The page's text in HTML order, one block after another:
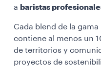
a baristas
Cada blend de la gama
contiene al menos un
de territorios y
proyectos de